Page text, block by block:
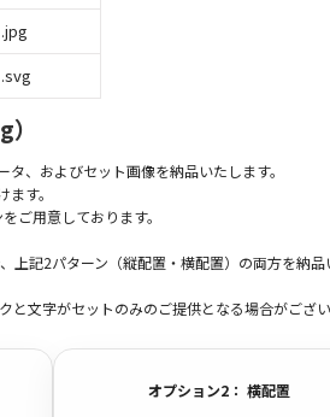
.jpg
.svg
、およびセット画像を納品いたします。
す。
ご用意しております。
上記2パターン（縦配置・横配置）の両方を納品
文字がセットのみのご提供となる場合がござい
オプション2： 横配置